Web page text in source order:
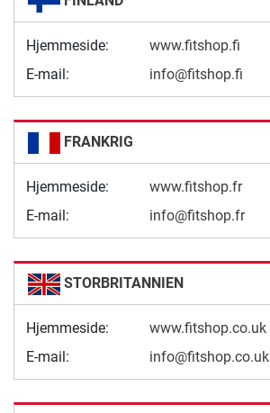
Hjemmeside:
www.fitshop.fi
E-mail:
info@fitshop.fi
FRANKRIG
Hjemmeside:
www.fitshop.fr
E-mail:
info@fitshop.fr
STORBRITANNIEN
Hjemmeside:
www.fitshop.co.uk
E-mail:
info@fitshop.co.uk